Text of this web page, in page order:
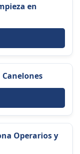
en
Canelones
Operarios y